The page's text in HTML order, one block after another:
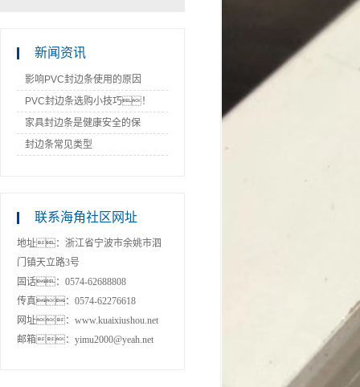
新闻资讯
影响PVC封边条使用的原因
PVC封边条选购小技巧！
家具封边条是健康安全的保
障！
封边条常见类型
联系海角社区网址
地址：浙江省宁波市余姚市泗
门镇天立路3号
固话：0574-62688808
传真：0574-62276618
网址：www.kuaixiushou.net
邮箱：yimu2000@yeah.net